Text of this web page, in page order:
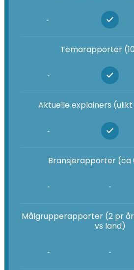
-
Temarapporter
-
Aktuelle explainers
-
Bransjerapporter
- -
Målgrupperapporter (2 pr
vs land)
- -